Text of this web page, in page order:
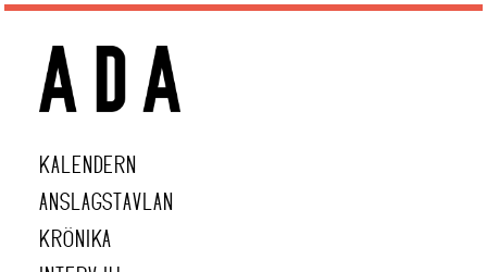
KALENDERN
ANSLAGSTAVLAN
KRÖNIKA